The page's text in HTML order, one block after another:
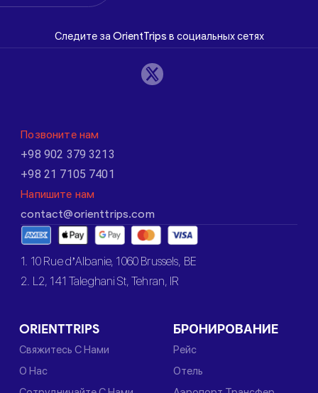
Следите за OrientTrips в социальных сетях
Позвоните нам
+98 902 379 3213
+98 21 7105 7401
Напишите нам
contact@orienttrips.com
1. 10 Rue d’Albanie, 1060 Brussels, BE
2. L2, 141 Taleghani St, Tehran, IR
ORIENTTRIPS
Свяжитесь С Нами
О Нас
БРОНИРОВАНИЕ
Рейс
Отель